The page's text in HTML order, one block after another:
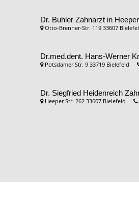
Dr. Buhler Zahnarzt in
Otto-Brenner-Str. 119 33607
Dr.med.dent. Hans-Werner
Potsdamer Str. 9 33719 Bielefeld
Dr. Siegfried Heidenreich
Heeper Str. 262 33607 Bielefeld